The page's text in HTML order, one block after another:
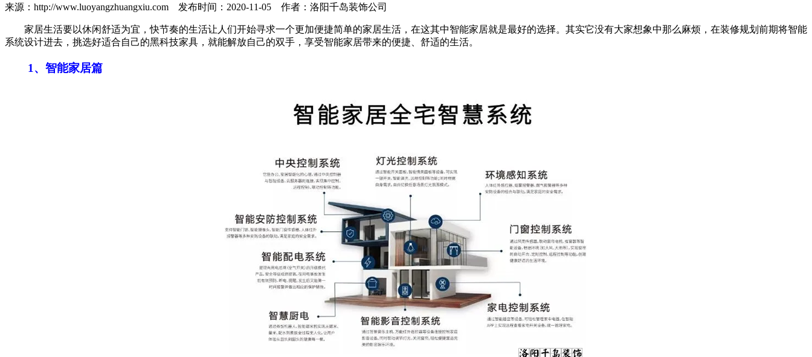
来源：http://www.luoyangzhuangxiu.com 发布时间：2020-11-05 作者：洛阳千岛装饰公司
家居生活要以休闲舒适为宜，快节奏的生活让人们开始寻求一个更加便捷简单的家居生活，在这其中智能家居就是最好的选择。其实它没有大家想象中那么麻烦，在装修规划前期将智能
系统设计进去，挑选好适合自己的黑科技家具，就能解放自己的双手，享受智能家居带来的便捷、舒适的生活。
1、智能家居篇